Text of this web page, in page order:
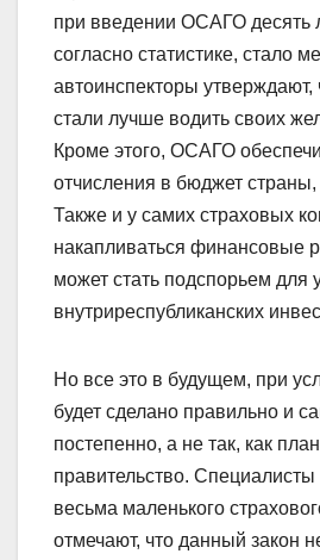
при введении ОСАГО десять
согласно статистике, стало
автоинспекторы утверждают,
стали лучше водить своих
Кроме этого, ОСАГО
отчисления в бюджет страны,
Также и у самих страховых
накапливаться финансовые
может стать подспорьем для
внутриреспубликанских
Но все это в будущем, при
будет сделано правильно и
постепенно, а не так, как
правительство. Специалисты
весьма маленького
отмечают, что данный закон